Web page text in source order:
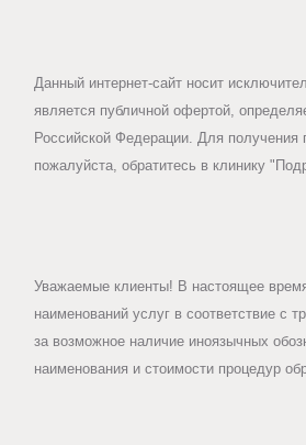
Данный интернет-сайт носит
является публичной офертой,
Российской Федерации. Для
пожалуйста, обратитесь в клинику
Уважаемые клиенты! В настоящее
наименований услуг в соответствие с
за возможное наличие иноязычных
наименования и стоимости процедур